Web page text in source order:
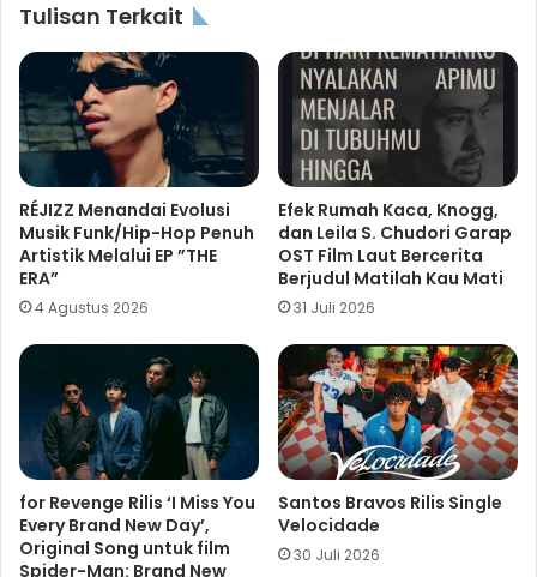
Tulisan Terkait
RÉJIZZ Menandai Evolusi
Musik Funk/Hip-Hop Penuh
Artistik Melalui EP ”THE
ERA”
4 Agustus 2026
Efek Rumah Kaca, Knogg,
dan Leila S. Chudori Garap
OST Film Laut Bercerita
Berjudul Matilah Kau Mati
31 Juli 2026
for Revenge Rilis ‘I Miss You
Every Brand New Day’,
Original Song untuk film
Spider-Man: Brand New
Santos Bravos Rilis Single
Velocidade
30 Juli 2026